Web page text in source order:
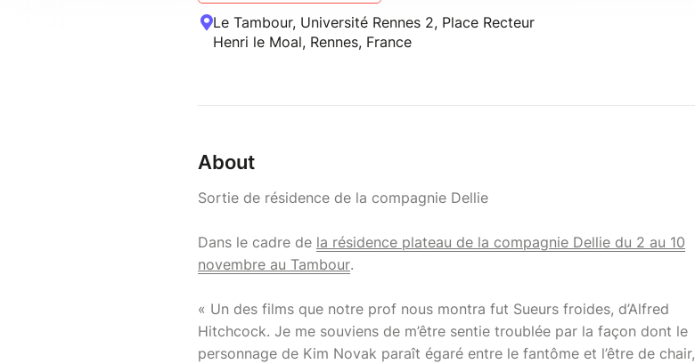
Le Tambour, Université Rennes 2, Place Recteur
Henri le Moal, Rennes, France
About
Sortie de résidence de la compagnie Dellie
Dans le cadre de la résidence plateau de la compagnie Dellie du 2 au 10
novembre au Tambour.
« Un des films que notre prof nous montra fut Sueurs froides, d’Alfred
Hitchcock. Je me souviens de m’être sentie troublée par la façon dont le
personnage de Kim Novak paraît égaré entre le fantôme et l’être de chair,